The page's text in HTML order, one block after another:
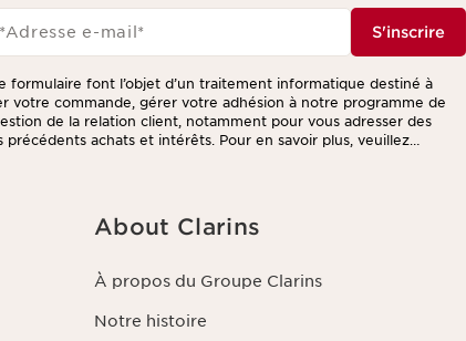
*Adresse e-mail * S'inscrire
formulaire font l’objet d’un traitement informatique destiné à
votre commande, gérer votre adhésion à notre programme de
de la relation client, notamment pour vous adresser des
achats et intérêts. Pour en savoir plus, veuillez
vie privée.
About Clarins
À propos du Groupe Clarins
Notre histoire